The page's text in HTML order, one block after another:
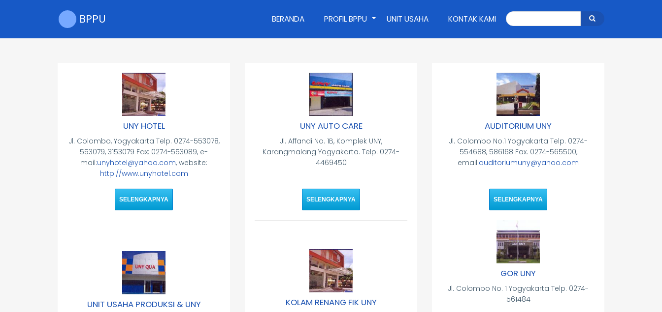
content
BPPU Search
Search
BERANDA +
PROFIL BPPU UNIT USAHA KONTAK KAMI
UNY HOTEL
Jl. Colombo, Yogyakarta Telp. 0274-553078,
553079, 3153079 Fax: 0274-553089, e-
mail:unyhotel@yahoo.com, website:
http://www.unyhotel.com
SELENGKAPNYA
UNIT USAHA PRODUKSI & UNY
UNY AUTO CARE
Jl. Affandi No. 1B, Komplek UNY,
Karangmalang Yogyakarta. Telp. 0274-
4469450
SELENGKAPNYA
KOLAM RENANG FIK UNY
AUDITORIUM UNY
Jl. Colombo No.1 Yogyakarta Telp. 0274-
554688, 586168 Fax. 0274-565500,
email:auditoriumuny@yahoo.com
SELENGKAPNYA
GOR UNY
Jl. Colombo No. 1 Yogyakarta Telp. 0274-
561484